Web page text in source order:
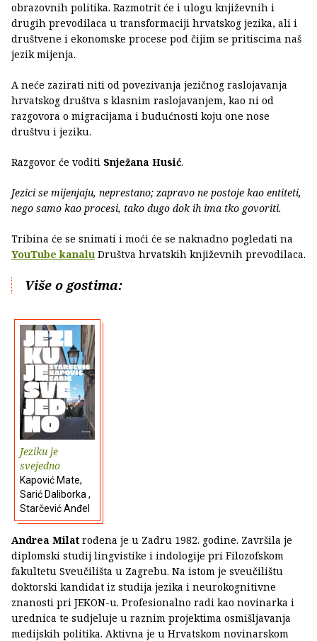
obrazovnih politika. Razmotrit će i ulogu književnih i
drugih prevodilaca u transformaciji hrvatskog jezika, ali i
društvene i ekonomske procese pod čijim se pritiscima naš
jezik mijenja.
A neće zazirati niti od povezivanja jezičnog raslojavanja
hrvatskog društva s klasnim raslojavanjem, kao ni od
razgovora o migracijama i budućnosti koju one nose
društvu i jeziku.
Razgovor će voditi Snježana Husić.
Jezici se mijenjaju, neprestano; zapravo ne postoje kao entiteti,
nego samo kao procesi, tako dugo dok ih ima tko govoriti.
Tribina će se snimati i moći će se naknadno pogledati na
YouTube kanalu Društva hrvatskih književnih prevodilaca.
Više o gostima:
Jeziku je
svejedno
Kapović Mate,
Sarić Daliborka ,
Starčević Anđel
Andrea Milat rođena je u Zadru 1982. godine. Završila je
diplomski studij lingvistike i indologije pri Filozofskom
fakultetu Sveučilišta u Zagrebu. Na istom je sveučilištu
doktorski kandidat iz studija jezika i neurokognitivne
znanosti pri JEKON-u. Profesionalno radi kao novinarka i
urednica te sudjeluje u raznim projektima osmišljavanja
medijskih politika. Aktivna je u Hrvatskom novinarskom